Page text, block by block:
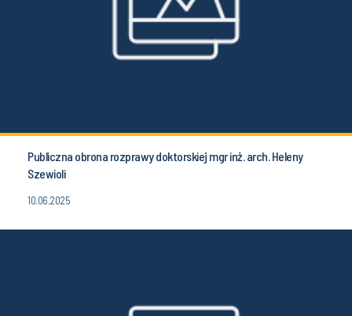
Publiczna obrona rozprawy doktorskiej mgr inż. arch. Heleny
Szewioli
10.06.2025